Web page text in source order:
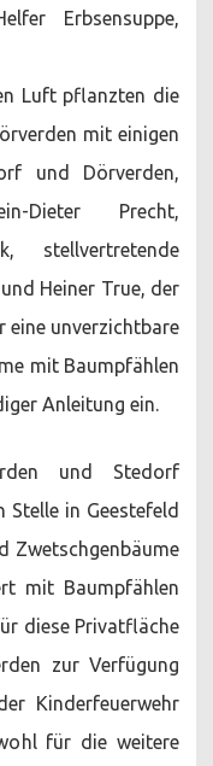
Erbsensuppe,
Luft pflanzten die
mit einigen
und Dörverden,
Dieter Precht,
stellvertretende
Heiner True, der
eine unverzichtbare
mit Baumpfählen
Anleitung ein.
und Stedorf
in Geestefeld
Zwetschgenbäume
mit Baumpfählen
diese Privatfläche
zur Verfügung
Kinderfeuerwehr
für die weitere